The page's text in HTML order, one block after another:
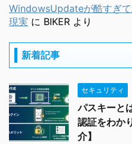
WindowsUpdateが酷すぎ
現実 に BIKER より
新着記事
セキュリティ
パスキーと
認証をわか
介】